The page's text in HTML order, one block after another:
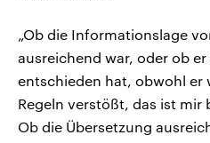
„Ob die Informationslage
ausreichend war, oder ob er
entschieden hat, obwohl er
Regeln verstößt, das ist mir
Ob die Übersetzung